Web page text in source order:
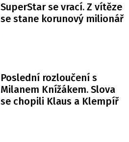
SuperStar se vrací. Z vítěze
se stane korunový milionář
Poslední rozloučení s
Milanem Knížákem. Slova
se chopili Klaus a Klempíř